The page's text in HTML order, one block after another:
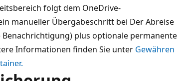
folgt dem OneDrive-
manueller Übergabeschritt bei Der Abreise
plus optionale permanente
Informationen finden Sie unter Gewähren